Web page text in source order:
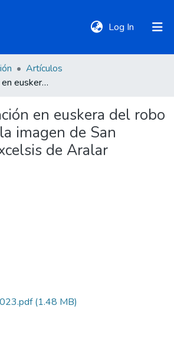
Log In (current)
Artículos
Sobre la canción en euskera del robo en 1797 de la imagen de San Miguel de Excelsis de Aralar
en euskera del robo
imagen de San
de Aralar
(1.48 MB)